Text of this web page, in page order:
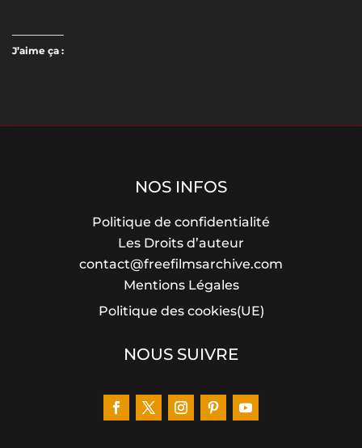
J’aime ça :
NOS INFOS
Politique de confidentialité
Les Droits d’auteur
contact@freefilmsarchive.com
Mentions Légales
Politique des cookies(UE)
NOUS SUIVRE